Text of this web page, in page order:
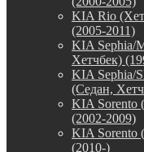
KIA Rio
(2005-2011)
KIA Sephia/
Хетчбек)
KIA Sephia/
(Седан,
KIA Sorento
(2002-2009)
KIA Sorento
(2010-)